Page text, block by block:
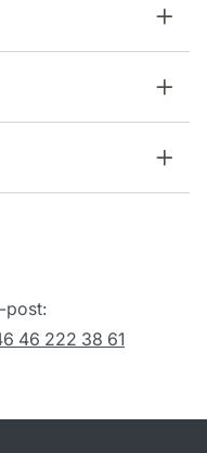
post:
46 222 38 61